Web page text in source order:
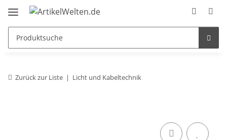
Zurück zur Liste Licht und Kabeltechnik